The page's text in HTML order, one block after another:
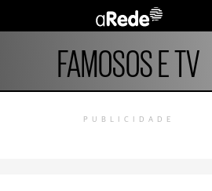
FAMOSOS E TV
PUBLICIDADE